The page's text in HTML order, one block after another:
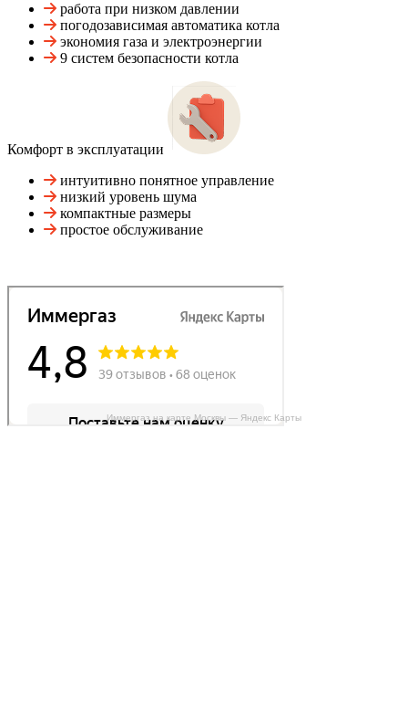
работа при низком давлении
погодозависимая автоматика котла
экономия газа и электроэнергии
9 систем безопасности котла
Комфорт в эксплуатации
интуитивно понятное управление
низкий уровень шума
компактные размеры
простое обслуживание
Иммергаз на карте Москвы — Яндекс Карты